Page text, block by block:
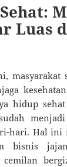
Luas
masyarakat
hidup
menjadi
hari. Hal ini
bisnis